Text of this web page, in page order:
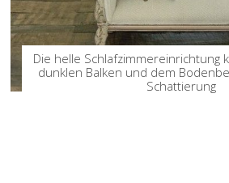
Die helle Schlafzimmereinrichtung
dunklen Balken und dem
Schattierung